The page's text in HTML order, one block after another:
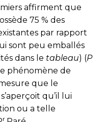
affirment que
75 % des
par rapport
sont peu emballés
dans le tableau) (P
phénomène de
que le
qu’il lui
ou a telle
r